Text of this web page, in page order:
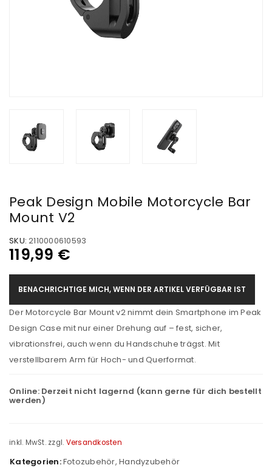
Peak Design Mobile Motorcycle Bar
Mount V2
SKU: 2110000610593
119,99 €
BENACHRICHTIGE MICH, WENN DER ARTIKEL VERFÜGBAR IST
Der Motorcycle Bar Mount v2 nimmt dein Smartphone im Peak
Design Case mit nur einer Drehung auf – fest, sicher,
vibrationsfrei, auch wenn du Handschuhe trägst. Mit
verstellbarem Arm für Hoch- und Querformat.
Online: Derzeit nicht lagernd (kann gerne für dich bestellt
werden)
inkl. MwSt. zzgl. Versandkosten
Kategorien:Fotozubehör, Handyzubehör